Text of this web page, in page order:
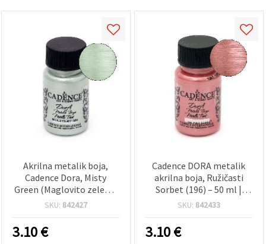
Akrilna metalik boja,
Cadence Dora, Misty
Green (Maglovito zelena)
193 – bočica 50 ml |
završni sjaj za DIY, dekor i
hobi projekte
SKU: 842427
3.10€
Cadence DORA metalik
akrilna boja, Ružičasti
Sorbet (196) – 50 ml |
Metalik ružičasta boja za
površina (drvo, platno,
papir, keramika)
SKU: 842433
3.10€